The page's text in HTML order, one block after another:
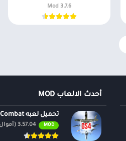
3.7.6 Mod
أحدث الالعاب MOD
تحميل لعبه GS4 Realistic Air Combat مهكره للاندرويد
MOD 3.57.04 (أموال لا نهائية + جميع المستويات)